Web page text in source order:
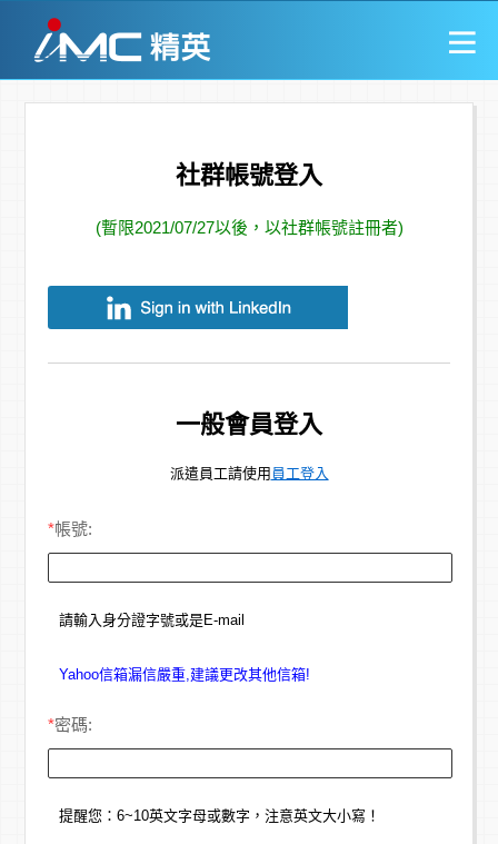
社群帳號登入
(暫限2021/07/27以後，以社群帳號註冊者)
一般會員登入
派遣員工請使用 員工登入
*帳號:
請輸入身分證字號或是E-mail
Yahoo信箱漏信嚴重,建議更改其他信箱!
*密碼:
提醒您：6~10英文字母或數字，注意英文大小寫！